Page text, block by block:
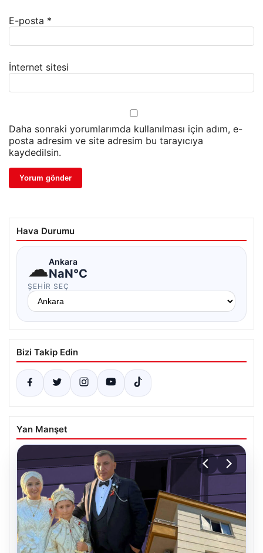
E-posta *
İnternet sitesi
Daha sonraki yorumlarımda kullanılması için adım, e-
posta adresim ve site adresim bu tarayıcıya
kaydedilsin.
Hava Durumu
☁Ankara
NaN°C
ŞEHIR SEÇ
Bizi Takip Edin
Yan Manşet